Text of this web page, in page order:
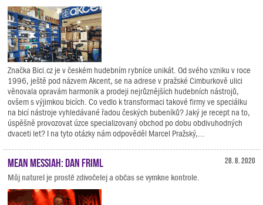
Značka Bici.cz je v českém hudebním rybníce unikát. Od svého vzniku v roce
1996, ještě pod názvem Akcent, se na adrese v pražské Cimburkově ulici
věnovala opravám harmonik a prodeji nejrůznějších hudebních nástrojů,
ovšem s výjimkou bicích. Co vedlo k transformaci takové firmy ve speciálku
na bicí nástroje vyhledávané řadou českých bubeníků? Jaký je recept na to,
úspěšně provozovat úzce specializovaný obchod po dobu obdivuhodných
dvaceti let? I na tyto otázky nám odpověděl Marcel Pražský,...
28. 8. 2020
Mean Messiah: Dan Friml
Můj naturel je prostě zdivočelej a občas se vymkne kontrole.